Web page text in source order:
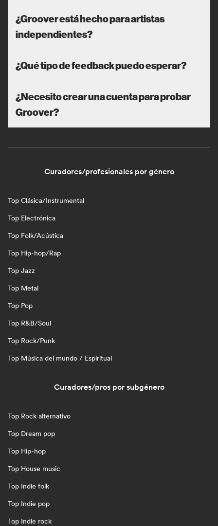
¿Groover está hecho para artistas
independientes?
¿Qué tipo de feedback puedo esperar?
¿Necesito crear una cuenta para probar
Groover?
Curadores/profesionales por género
Top Clásica/Instrumental
Top Electrónica
Top Folk/Acústica
Top Hip-hop/Rap
Top Jazz
Top Metal
Top Pop
Top R&B/Soul
Top Rock/Punk
Top Música del mundo / Espiritual
Curadores/pros por subgénero
Top Rock alternativo
Top Dream pop
Top Hip-hop
Top House music
Top Indie folk
Top Indie pop
Top Indie rock